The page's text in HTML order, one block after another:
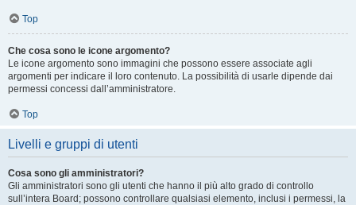
Top
Che cosa sono le icone argomento?
Le icone argomento sono immagini che possono essere associate agli
argomenti per indicare il loro contenuto. La possibilità di usarle dipende dai
permessi concessi dall’amministratore.
Top
Livelli e gruppi di utenti
Cosa sono gli amministratori?
Gli amministratori sono gli utenti che hanno il più alto grado di controllo
sull’intera Board; possono controllare qualsiasi elemento, inclusi i permessi, la